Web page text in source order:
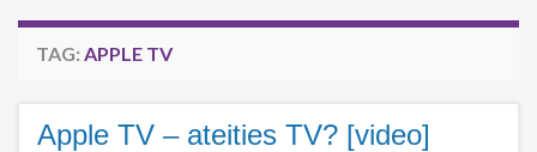
TAG: APPLE TV
Apple TV – ateities TV? [video]